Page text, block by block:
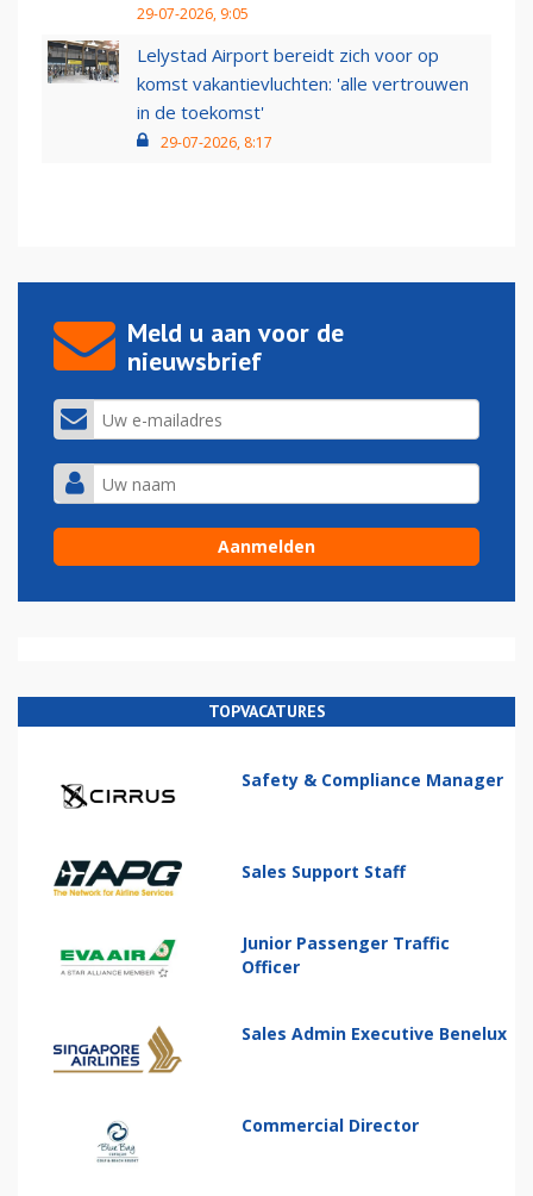
29-07-2026, 9:05
Lelystad Airport bereidt zich voor op
komst vakantievluchten: 'alle vertrouwen
in de toekomst'
29-07-2026, 8:17
Meld u aan voor de
nieuwsbrief
TOPVACATURES
Safety & Compliance Manager
Sales Support Staff
Junior Passenger Traffic
Officer
Sales Admin Executive Benelux
Commercial Director